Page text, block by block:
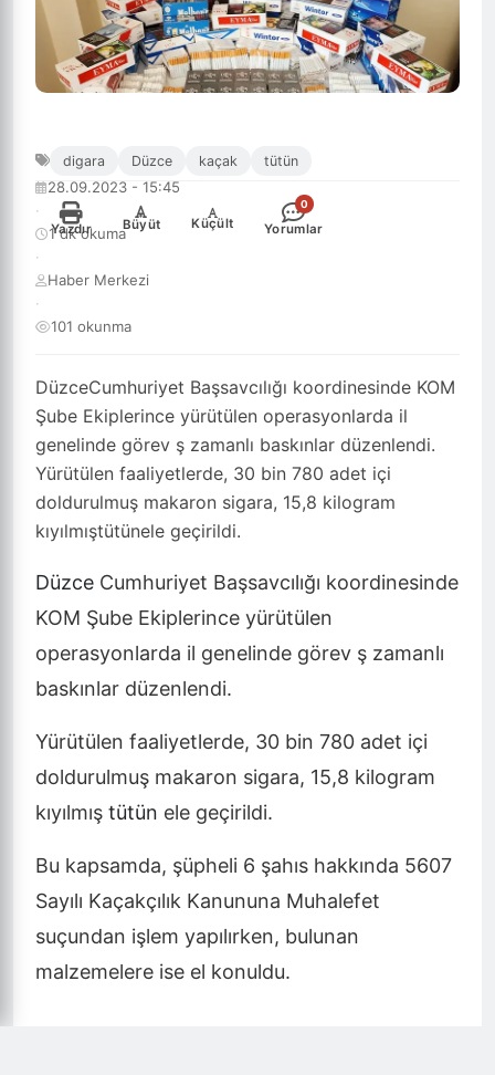
DüzceCumhuriyet Başsavcılığı koordinesinde KOM
Şube Ekiplerince yürütülen operasyonlarda il
genelinde görev ş zamanlı baskınlar düzenlendi.
Yürütülen faaliyetlerde, 30 bin 780 adet içi
doldurulmuş makaron sigara, 15,8 kilogram
kıyılmıştütünele geçirildi.
28.09.2023 - 15:45
·
1 dk okuma
·
Haber Merkezi
·
101 okunma
Yazdır
+
Büyüt
-
Küçült
0
Yorumlar
Düzce Cumhuriyet Başsavcılığı koordinesinde
KOM Şube Ekiplerince yürütülen
operasyonlarda il genelinde görev ş zamanlı
baskınlar düzenlendi.
Yürütülen faaliyetlerde, 30 bin 780 adet içi
doldurulmuş makaron sigara, 15,8 kilogram
kıyılmış tütün ele geçirildi.
Bu kapsamda, şüpheli 6 şahıs hakkında 5607
Sayılı Kaçakçılık Kanununa Muhalefet
suçundan işlem yapılırken, bulunan
malzemelere ise el konuldu.
digara Düzce kaçak tütün